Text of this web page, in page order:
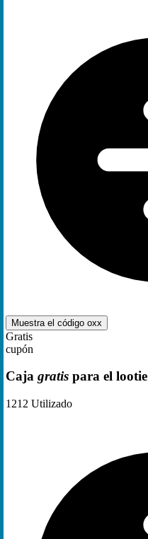
Muestra el código oxx
Gratis
cupón
Caja gratis para el lootie
1212 Utilizado